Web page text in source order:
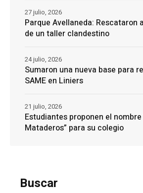
Parque Avellaneda: Rescataron
de un taller clandestino
27 julio, 2026
Sumaron una nueva base para
SAME en Liniers
24 julio, 2026
Estudiantes proponen el nombre
Mataderos” para su colegio
21 julio, 2026
Buscar